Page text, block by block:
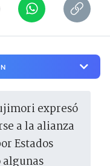
a la alianza
Estados